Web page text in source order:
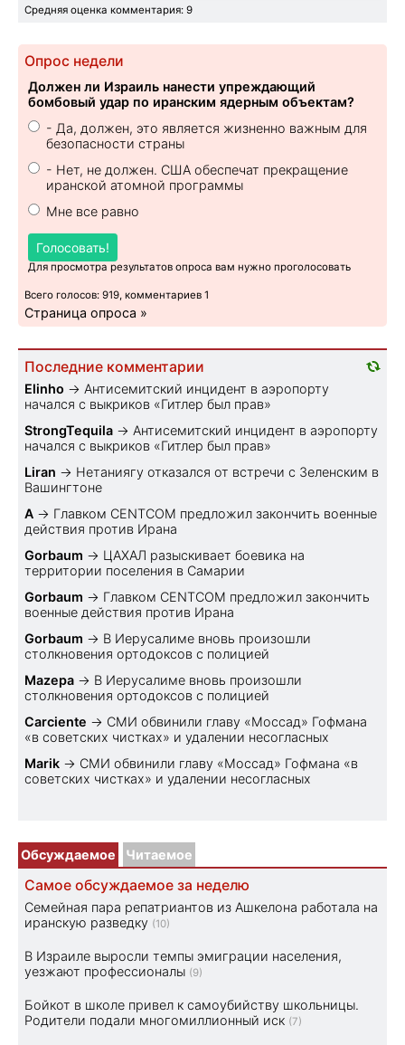
Средняя оценка комментария: 9
Опрос недели
Должен ли Израиль нанести упреждающий
бомбовый удар по иранским ядерным объектам?
- Да, должен, это является жизненно важным для
безопасности страны
- Нет, не должен. США обеспечат прекращение
иранской атомной программы
Мне все равно
Голосовать!
Для просмотра результатов опроса вам нужно проголосовать
Всего голосов: 919, комментариев 1
Страница опроса »
Последние комментарии
Elinho → Антисемитский инцидент в аэропорту
начался с выкриков «Гитлер был прав»
StrongTequila → Антисемитский инцидент в аэропорту
начался с выкриков «Гитлер был прав»
Liran → Нетаниягу отказался от встречи с Зеленским в
Вашингтоне
A → Главком CENTCOM предложил закончить военные
действия против Ирана
Gorbaum → ЦАХАЛ разыскивает боевика на
территории поселения в Самарии
Gorbaum → Главком CENTCOM предложил закончить
военные действия против Ирана
Gorbaum → В Иерусалиме вновь произошли
столкновения ортодоксов с полицией
Mazepa → В Иерусалиме вновь произошли
столкновения ортодоксов с полицией
Carciente → СМИ обвинили главу «Моссад» Гофмана
«в советских чистках» и удалении несогласных
Marik → СМИ обвинили главу «Моссад» Гофмана «в
советских чистках» и удалении несогласных
Обсуждаемое Читаемое
Самое обсуждаемое за неделю
Семейная пара репатриантов из Ашкелона работала на
иранскую разведку (10)
В Израиле выросли темпы эмиграции населения,
уезжают профессионалы (9)
Бойкот в школе привел к самоубийству школьницы.
Родители подали многомиллионный иск (7)